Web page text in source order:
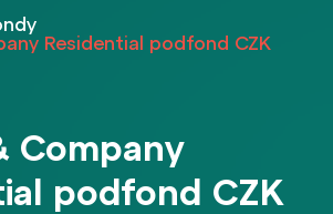
Residential podfond CZK
Company
podfond CZK